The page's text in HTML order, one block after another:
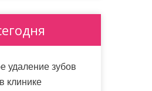
удаление зубов
клинике